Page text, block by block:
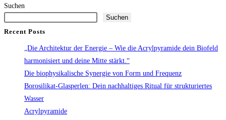
die
Suchen
Suchen
Recent Posts
„Die Architektur der Energie – Wie die Acrylpyramide dein Biofeld
harmonisiert und deine Mitte stärkt.“
Die biophysikalische Synergie von Form und Frequenz
Borosilikat-Glasperlen: Dein nachhaltiges Ritual für strukturiertes
Wasser
Acrylpyramide